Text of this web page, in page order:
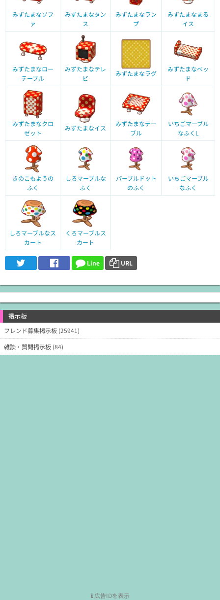
みずたまなソフ
ァ
みずたまなタン
ス
みずたまなラン
プ
みずたまなまる
イス
みずたまなロー
テーブル
みずたまなテレ
ビ
みずたまなラグ
みずたまなベッ
ド
みずたまなクロ
ゼット
みずたまなイス
みずたまなテー
ブル
いちごマーブル
なふくL
きのこもようの
ふく
しろマーブルな
ふく
パープルドット
のふく
いちごマーブル
なふく
しろマーブルなス
カート
くろマーブルス
カート
Line URL
掲示板
フレンド募集掲示板 (25941)
雑談・質問掲示板 (84)
広告IDを表示